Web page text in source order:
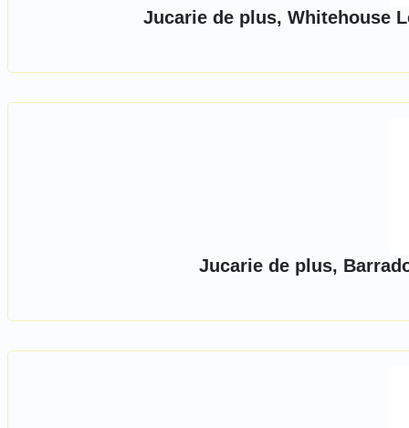
Jucarie de plus, Whitehouse
Jucarie de plus,